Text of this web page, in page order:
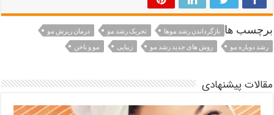
برچسب ها بازگرداندن رشد موها تحریک رشد مو
درمان ریزش مو
رشد دوباره مو
روش های جدید رشد مو زیبایی مو و ناخن
مقالات پیشنهادی